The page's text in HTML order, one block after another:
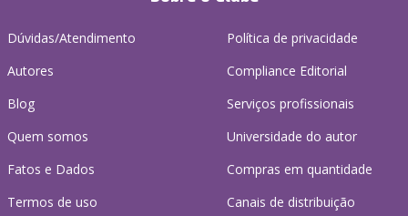
Dúvidas/Atendimento
Autores
Blog
Quem somos
Fatos e Dados
Termos de uso
Política de privacidade
Compliance Editorial
Serviços profissionais
Universidade do autor
Compras em quantidade
Canais de distribuição